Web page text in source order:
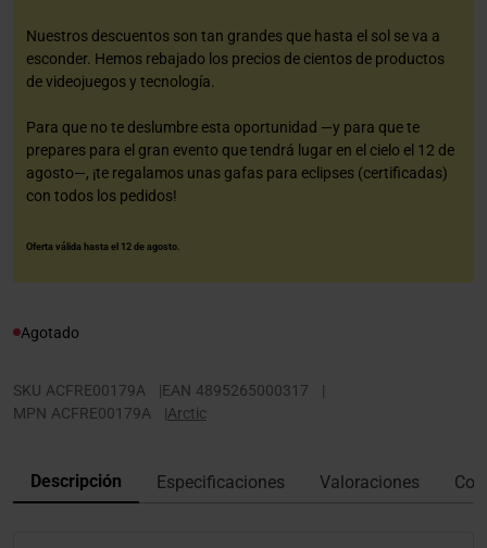
Nuestros descuentos son tan grandes que hasta el sol se va a
esconder. Hemos rebajado los precios de cientos de productos
de videojuegos y tecnología.
Para que no te deslumbre esta oportunidad —y para que te
prepares para el gran evento que tendrá lugar en el cielo el 12 de
agosto—, ¡te regalamos unas gafas para eclipses (certificadas)
con todos los pedidos!
Oferta válida hasta el 12 de agosto.
Agotado
SKU ACFRE00179A |EAN 4895265000317
|
MPN ACFRE00179A |Arctic
Descripción Especificaciones Valoraciones